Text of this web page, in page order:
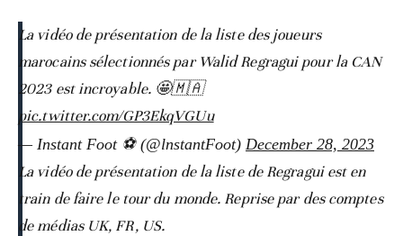
La vidéo de présentation de la liste des joueurs
marocains sélectionnés par Walid Regragui pour la CAN
2023 est incroyable. 🤩🇲🇦
pic.twitter.com/GP3EkqVGUu
— Instant Foot ⚽️ (@lnstantFoot) December 28, 2023
La vidéo de présentation de la liste de Regragui est en
train de faire le tour du monde. Reprise par des comptes
de médias UK, FR, US.